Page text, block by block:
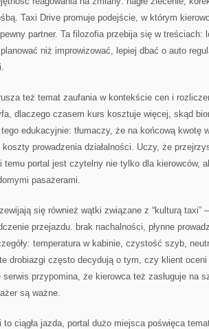
Taxi Drive promuje podejście, w którym
partner. Ta filozofia przebija się w treściach:
niż improwizować, lepiej dbać o auto
też temat zaufania w kontekście cen i
dlaczego czasem kurs kosztuje więcej, skąd
edukacyjnie: tłumaczy, że na końcową kwotę
prowadzenia działalności. Uczy, że
temu portal jest czytelny nie tylko dla kierowców,
pasażerami.
się również wątki związane z “kulturą
przejazdu. brak nachalności, płynne
temperatura w kabinie, czystość szyb,
drobiazgi często decydują o tym, czy klient
serwis przypomina, że kierowca też zasługuje na
są ważne.
to ciągła jazda, portal dużo miejsca poświęca